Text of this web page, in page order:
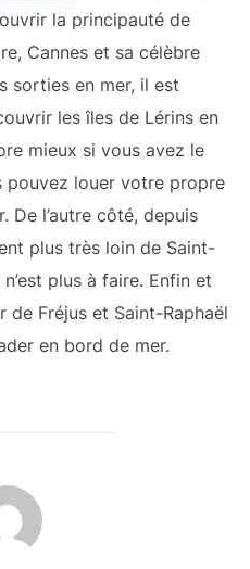
la principauté de
Cannes et sa célèbre
sorties en mer, il est
les îles de Lérins en
mieux si vous avez le
pouvez louer votre propre
De l’autre côté, depuis
plus très loin de Saint-
plus à faire. Enfin et
Fréjus et Saint-Raphaël
en bord de mer.
PUBLICATION